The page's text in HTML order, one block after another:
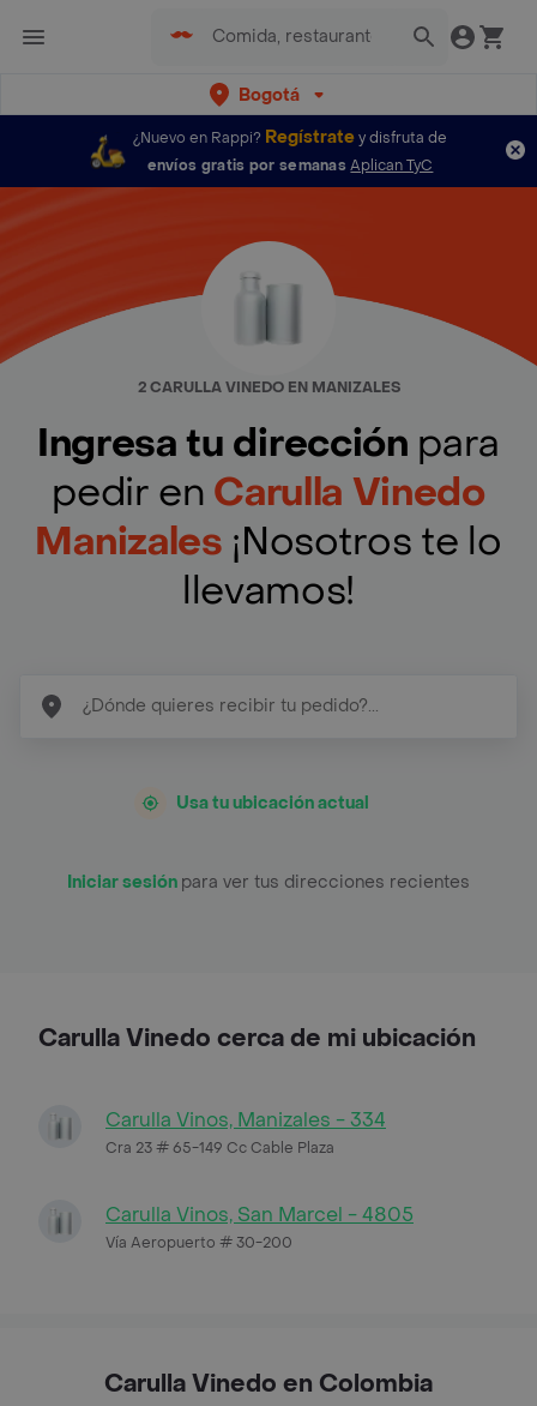
Bogotá
¿Nuevo en Rappi? Regístratey disfruta de
envíos gratis por semanas Aplican TyC
2 CARULLA VINEDO EN MANIZALES
Ingresa tu dirección para
pedir en Carulla Vinedo
Manizales ¡Nosotros te lo
llevamos!
Usa tu ubicación actual
Iniciar sesión para ver tus direcciones recientes
Carulla Vinedo cerca de mi ubicación
Carulla Vinos, Manizales - 334
Cra 23 # 65-149 Cc Cable Plaza
Carulla Vinos, San Marcel - 4805
Vía Aeropuerto # 30-200
Carulla Vinedo en Colombia